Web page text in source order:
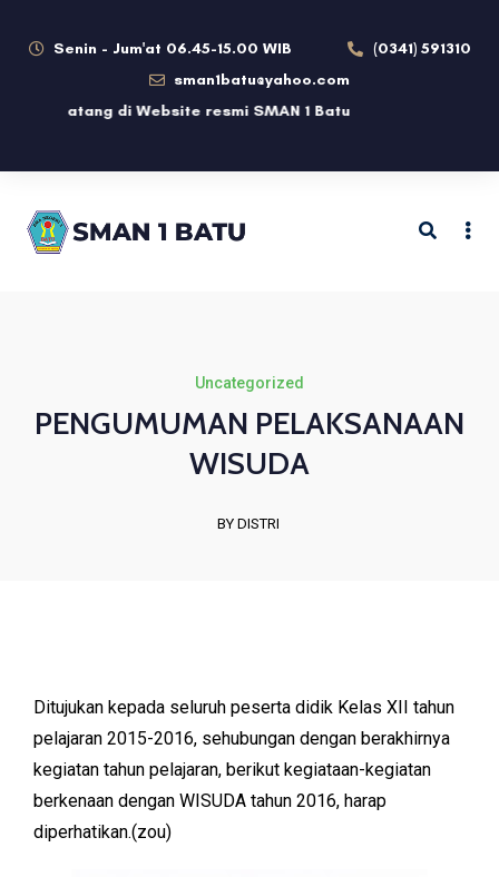
Senin - Jum'at 06.45-15.00 WIB
(0341) 591310
sman1batu@yahoo.com
datang di Website resmi SMAN 1 Batu
Uncategorized
PENGUMUMAN PELAKSANAAN
WISUDA
BY DISTRI
Ditujukan kepada seluruh peserta didik Kelas XII tahun
pelajaran 2015-2016, sehubungan dengan berakhirnya
kegiatan tahun pelajaran, berikut kegiataan-kegiatan
berkenaan dengan WISUDA tahun 2016, harap
diperhatikan.(zou)